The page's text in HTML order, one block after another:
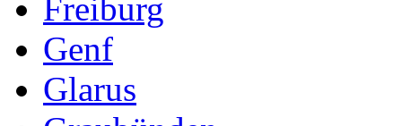
Freiburg
Genf
Glarus